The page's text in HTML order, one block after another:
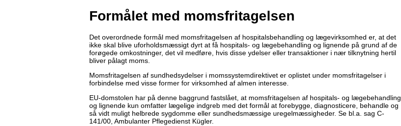
Formålet med momsfritagelsen
Det overordnede formål med momsfritagelsen af hospitalsbehandling og lægevirksomhed er, at det
ikke skal blive uforholdsmæssigt dyrt at få hospitals- og lægebehandling og lignende på grund af de
forøgede omkostninger, det vil medføre, hvis disse ydelser eller transaktioner i nær tilknytning hertil
bliver pålagt moms.
Momsfritagelsen af sundhedsydelser i momssystemdirektivet er oplistet under momsfritagelser i
forbindelse med visse former for virksomhed af almen interesse.
EU-domstolen har på denne baggrund fastslået, at momsfritagelsen af hospitals- og lægebehandling
og lignende kun omfatter lægelige indgreb med det formål at forebygge, diagnosticere, behandle og
så vidt muligt helbrede sygdomme eller sundhedsmæssige uregelmæssigheder. Se bl.a. sag C-
141/00, Ambulanter Pflegedienst Kügler.